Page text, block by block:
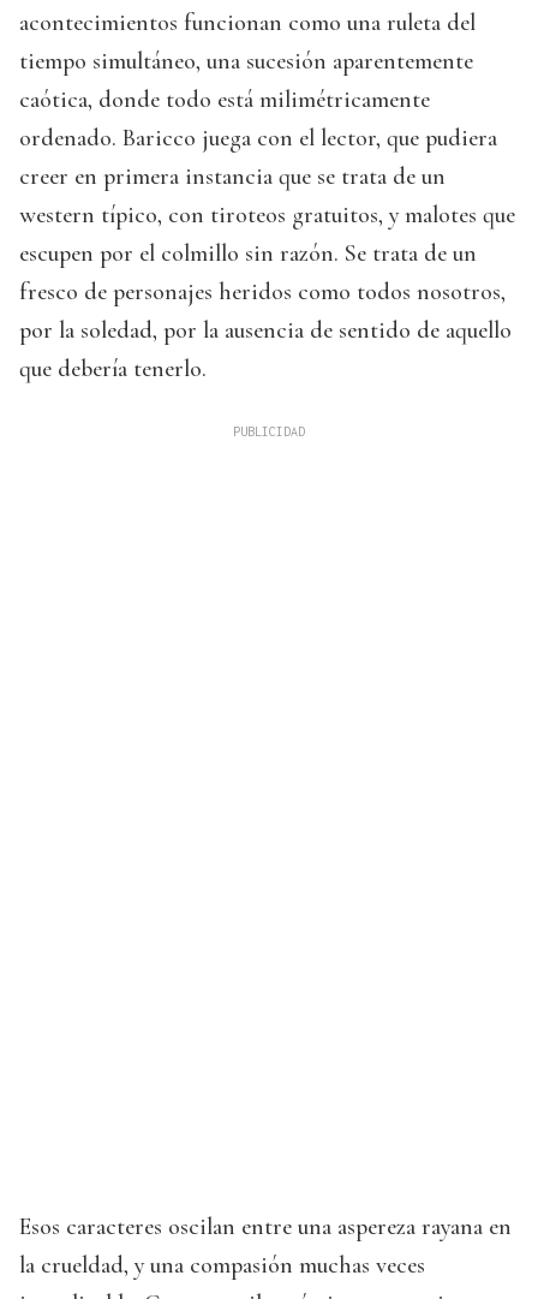
acontecimientos funcionan como una ruleta del
tiempo simultáneo, una sucesión aparentemente
caótica, donde todo está milimétricamente
ordenado. Baricco juega con el lector, que pudiera
creer en primera instancia que se trata de un
western típico, con tiroteos gratuitos, y malotes que
escupen por el colmillo sin razón. Se trata de un
fresco de personajes heridos como todos nosotros,
por la soledad, por la ausencia de sentido de aquello
que debería tenerlo.
Esos caracteres oscilan entre una aspereza rayana en
la crueldad, y una compasión muchas veces